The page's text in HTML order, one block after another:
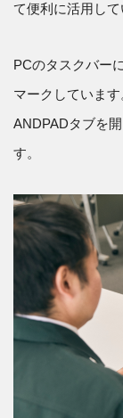
て便利に活用して
PCのタスクバー
マークしていま
ANDPADタブを
す。